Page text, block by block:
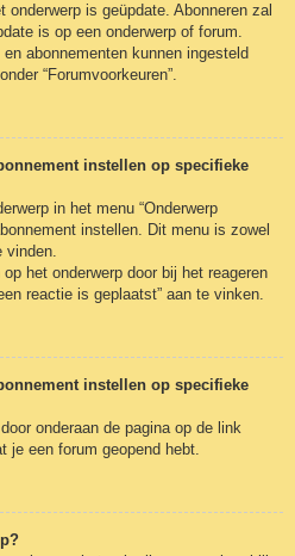
is geüpdate. Abonneren zal
is op een onderwerp of forum.
abonnementen kunnen ingesteld
“Forumvoorkeuren”.
instellen op specifieke
in het menu “Onderwerp
instellen. Dit menu is zowel
vinden.
het onderwerp door bij het reageren
reactie is geplaatst” aan te vinken.
instellen op specifieke
onderaan de pagina op de link
je een forum geopend hebt.